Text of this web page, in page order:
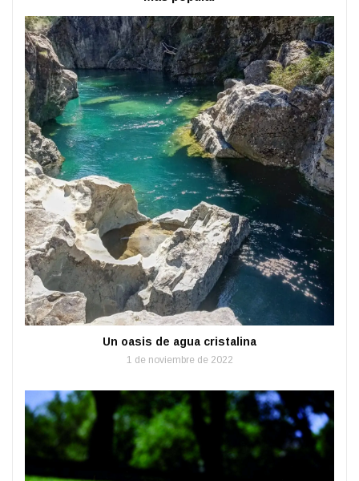
Un oasis de agua cristalina
1 de noviembre de 2022